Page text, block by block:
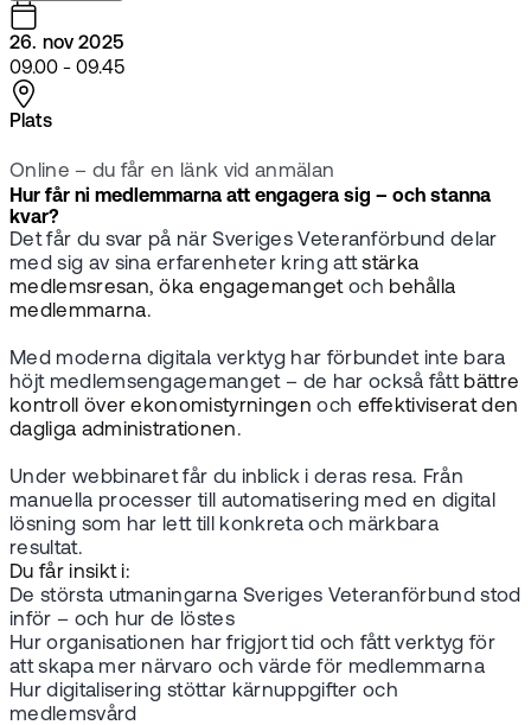
26. nov 2025
09.00 - 09.45
Plats
Online – du får en länk vid anmälan
Hur får ni medlemmarna att engagera sig – och stanna
kvar?
Det får du svar på när Sveriges Veteranförbund delar
med sig av sina erfarenheter kring attstärka
medlemsresan,öka engagemangetoch behålla
medlemmarna.
Med moderna digitala verktyg har förbundet inte bara
höjt medlemsengagemanget – de har också fått bättre
kontroll över ekonomistyrningen och effektiviserat den
dagliga administrationen.
Under webbinaret får du inblick i deras resa. Från
manuella processer till automatisering med en digital
lösning som har lett till konkreta och märkbara
resultat.
Du får insikt i:
De största utmaningarna Sveriges Veteranförbund stod
inför – och hur de löstes
Hur organisationen har frigjort tid och fått verktyg för
att skapa mer närvaro och värde för medlemmarna
Hur digitalisering stöttar kärnuppgifter och
medlemsvård